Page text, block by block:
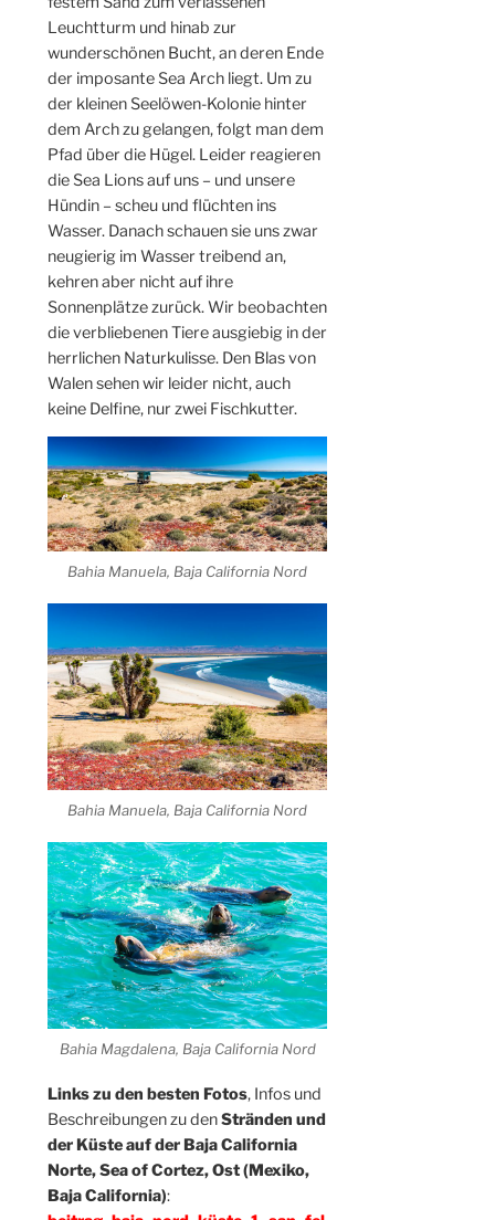
Leuchtturm und hinab zur
wunderschönen Bucht, an deren Ende
der imposante Sea Arch liegt. Um zu
der kleinen Seelöwen-Kolonie hinter
dem Arch zu gelangen, folgt man dem
Pfad über die Hügel. Leider reagieren
die Sea Lions auf uns – und unsere
Hündin – scheu und flüchten ins
Wasser. Danach schauen sie uns zwar
neugierig im Wasser treibend an,
kehren aber nicht auf ihre
Sonnenplätze zurück. Wir beobachten
die verbliebenen Tiere ausgiebig in der
herrlichen Naturkulisse. Den Blas von
Walen sehen wir leider nicht, auch
keine Delfine, nur zwei Fischkutter.
Bahia Manuela, Baja California Nord
Bahia Manuela, Baja California Nord
Bahia Magdalena, Baja California Nord
Links zu den besten Fotos, Infos und
Beschreibungen zu denStränden und
der Küste auf der Baja California
Norte, Sea of Cortez, Ost (Mexiko,
BajaCalifornia):